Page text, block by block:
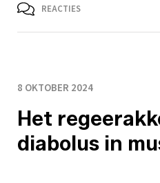
REACTIES
8 OKTOBER 2024
Het
diabolus in